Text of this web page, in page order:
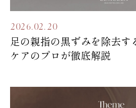
2026.02.20
足の親指の黒ずみを除去す
ケアのプロが徹底解説